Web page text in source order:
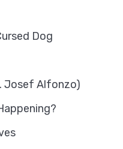
Dog
Josef Alfonzo)